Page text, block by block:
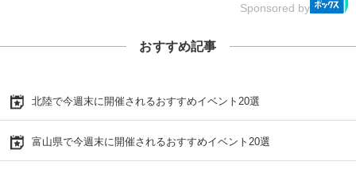
Sponsored by
おすすめ記事
北陸で今週末に開催されるおすすめイベント20選
富山県で今週末に開催されるおすすめイベント20選